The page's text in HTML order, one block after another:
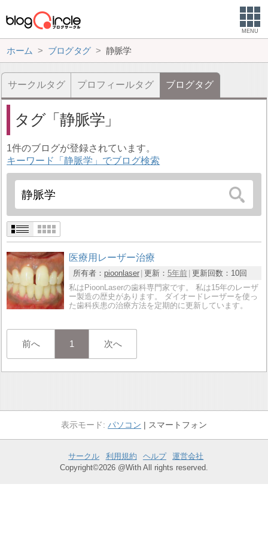
MENU
ホーム ブログタグ 静脈学
サークルタグ プロフィールタグ ブログタグ
タグ 静脈学
1件のブログが登録されています。
キーワード「静脈学」でブログ検索
医療用レーザー治療
所有者： pioonlaser 更新： 5年前 更新回数： 10回
私はPioonLaserの歯科専門家です。 私は15年のレーザ
ー製造の歴史があります。 ダイオードレーザーを使っ
た歯科疾患の治療方法を定期的に更新しています。
前へ 1 次へ
パソコン スマートフォン
サークル 利用規約 ヘルプ
運営会社
Copyright©2026 @With All rights reserved.